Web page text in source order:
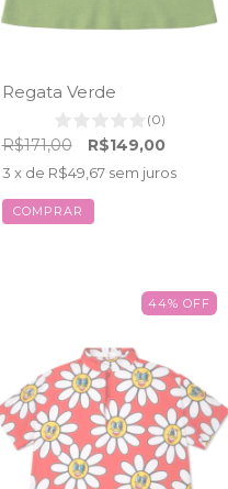
Regata Verde
(0)
R$171,00 R$149,00
3 x de R$49,67 sem juros
COMPRAR
44% OFF